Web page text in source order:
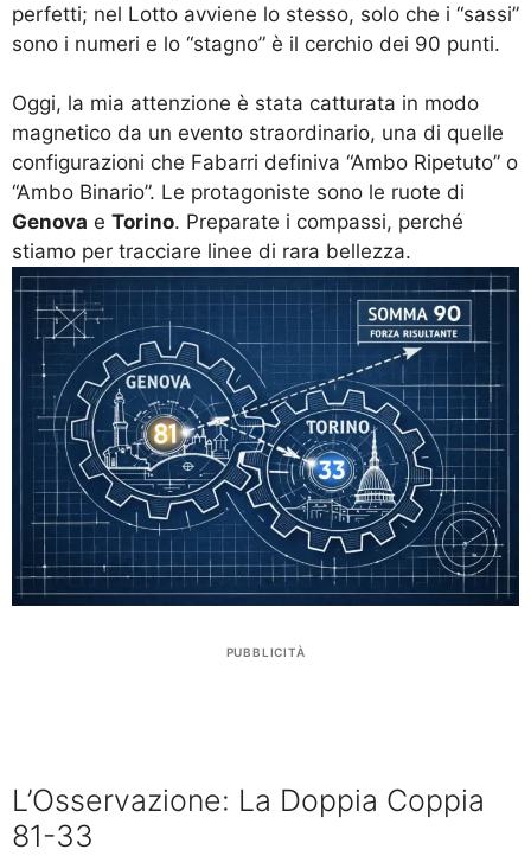
perfetti; nel Lotto avviene lo stesso, solo che i “sassi”
sono i numeri e lo “stagno” è il cerchio dei 90 punti.
Oggi, la mia attenzione è stata catturata in modo
magnetico da un evento straordinario, una di quelle
configurazioni che Fabarri definiva “Ambo Ripetuto” o
“Ambo Binario”. Le protagoniste sono le ruote di
Genova e Torino. Preparate i compassi, perché
stiamo per tracciare linee di rara bellezza.
PUBBLICITÀ
L’Osservazione: La Doppia Coppia
81-33